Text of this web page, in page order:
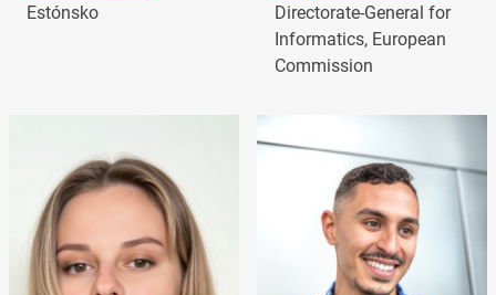
Estónsko
Directorate-General for
Informatics, European
Commission